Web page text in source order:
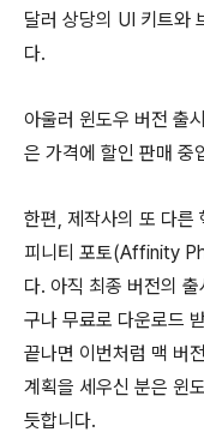
달러 상당의 UI 키트와
다.
아울러 윈도우 버전 출
은 가격에 할인 판매 중
한편, 제작사의 또 다른
피니티 포토(Affinity
다. 아직 최종 버전의
구나 무료로 다운로드
끝나면 이번처럼 맥 버
계획을 세우신 분은 윈
듯합니다.